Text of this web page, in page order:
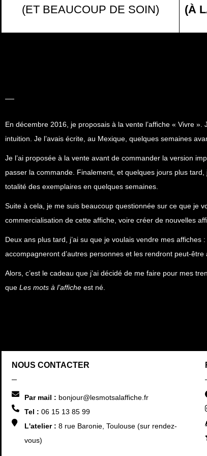
(ET BEAUCOUP DE SOIN) (À
En décembre 2016, je proposais à la vente l’affiche « Vivre ».
intuition. Je l’avais écrite, au Mexique, quelques semaines
Je l’ai proposée à la vente avant de commander la version
passer la commande. Finalement, et quelques jours plus
totalité des exemplaires en quelques semaines.
Suite à cela, je me suis beaucoup questionnée sur ce que je
commercialisation de cette affiche, voire créer de nouvelles
Deux ans plus tard, j’ai su que je voulais vendre mes
accompagneront d’autres personnes et les rendront peut-
Alors, c’est le cadeau que j’ai décidé de me faire pour mes
que Les mots à l’affiche est né.
NOUS CONTACTER
Par mail : bonjour@lesmotsalaffiche.fr
Tel : 06 15 13 85 99
L'atelier : 8 rue Baronie, Toulouse (sur rendez-
vous)